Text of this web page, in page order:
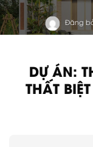
Đăng
DỰ ÁN:
THẤT